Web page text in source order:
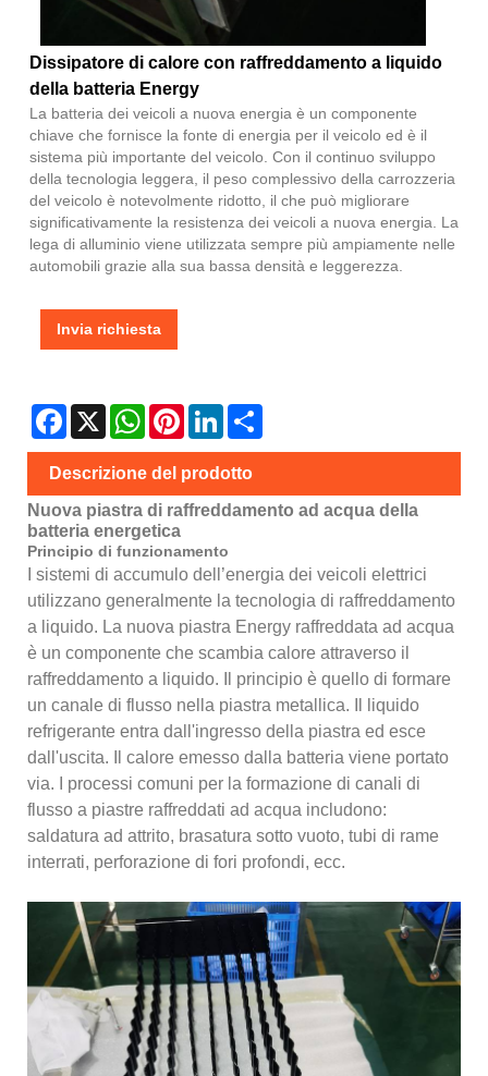
Dissipatore di calore con raffreddamento a liquido
della batteria Energy
La batteria dei veicoli a nuova energia è un componente
chiave che fornisce la fonte di energia per il veicolo ed è il
sistema più importante del veicolo. Con il continuo sviluppo
della tecnologia leggera, il peso complessivo della carrozzeria
del veicolo è notevolmente ridotto, il che può migliorare
significativamente la resistenza dei veicoli a nuova energia. La
lega di alluminio viene utilizzata sempre più ampiamente nelle
automobili grazie alla sua bassa densità e leggerezza.
Invia richiesta
Facebook
X WhatsAppPinterestLinkedIn
Descrizione del prodotto
Nuova piastra di raffreddamento ad acqua della
batteria energetica
Principio di funzionamento
I sistemi di accumulo dell’energia dei veicoli elettrici
utilizzano generalmente la tecnologia di raffreddamento
a liquido. La nuova piastra Energy raffreddata ad acqua
è un componente che scambia calore attraverso il
raffreddamento a liquido. Il principio è quello di formare
un canale di flusso nella piastra metallica. Il liquido
refrigerante entra dall'ingresso della piastra ed esce
dall'uscita. Il calore emesso dalla batteria viene portato
via. I processi comuni per la formazione di canali di
flusso a piastre raffreddati ad acqua includono:
saldatura ad attrito, brasatura sotto vuoto, tubi di rame
interrati, perforazione di fori profondi, ecc.